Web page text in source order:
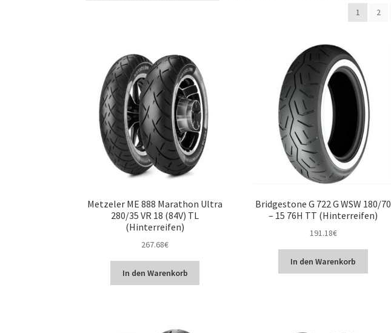
1 2
Metzeler ME 888 Marathon Ultra
280/35 VR 18 (84V) TL
(Hinterreifen)
267.68€
In den Warenkorb
Bridgestone G 722 G WSW 180/70
– 15 76H TT (Hinterreifen)
191.18€
In den Warenkorb